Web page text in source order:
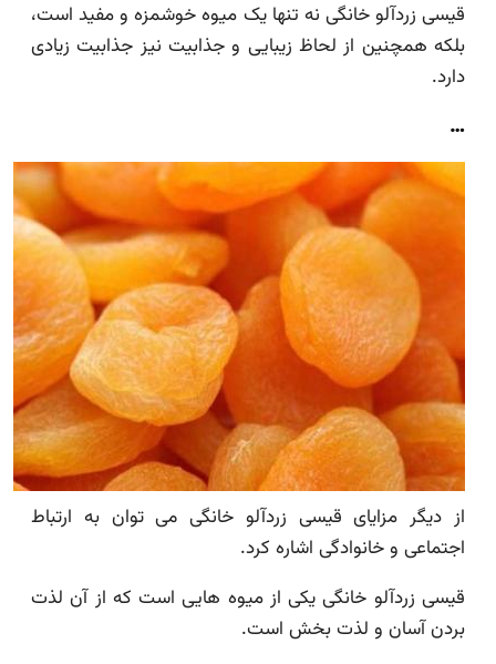
قیسی زردآلو خانگی نه تنها یک میوه خوشمزه و مفید است،
بلکه همچنین از لحاظ زیبایی و جذابیت نیز جذابیت زیادی
دارد.
…
از دیگر مزایای قیسی زردآلو خانگی می توان به ارتباط
اجتماعی و خانوادگی اشاره کرد.
قیسی زردآلو خانگی یکی از میوه هایی است که از آن لذت
بردن آسان و لذت بخش است.